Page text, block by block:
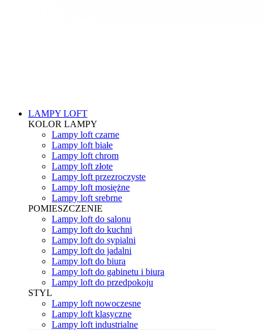
LAMPY LOFT
KOLOR LAMPY
Lampy loft czarne
Lampy loft białe
Lampy loft chrom
Lampy loft złote
Lampy loft przezroczyste
Lampy loft mosiężne
Lampy loft srebrne
POMIESZCZENIE
Lampy loft do salonu
Lampy loft do kuchni
Lampy loft do sypialni
Lampy loft do jadalni
Lampy loft do biura
Lampy loft do gabinetu i biura
Lampy loft do przedpokoju
STYL
Lampy loft nowoczesne
Lampy loft klasyczne
Lampy loft industrialne